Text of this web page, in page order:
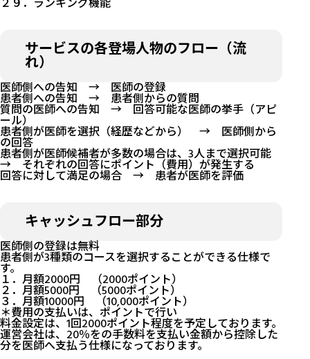
２９．ランキング機能
サービスの各登場人物のフロー（流
れ）
医師側への告知 → 医師の登録
患者側への告知 → 患者側からの質問
質問の医師への告知 → 回答可能な医師の挙手（アピ
ール）
患者側が医師を選択（経歴などから） → 医師側から
の回答
患者側が医師候補者が多数の場合は、3人まで選択可能
→ それぞれの回答にポイント（費用）が発生する
回答に対して満足の場合 → 患者が医師を評価
キャッシュフロー部分
医師側の登録は無料
患者側が3種類のコースを選択することができる仕様で
す。
１．月額2000円 （2000ポイント）
２．月額5000円 （5000ポイント）
３．月額10000円 （10,000ポイント）
＊費用の支払いは、ポイントで行い
料金設定は、1回2000ポイント程度を予定しております。
運営会社は、20％をの手数料を支払い金額から控除した
分を医師へ支払う仕様になっております。